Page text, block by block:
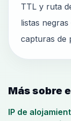
TTL y ruta
listas
capturas de
Más sobre
IP de